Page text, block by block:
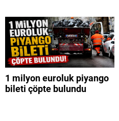
1 milyon euroluk piyango
bileti çöpte bulundu